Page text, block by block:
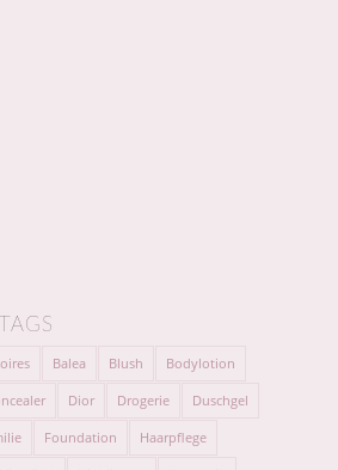
Balea Blush Bodylotion
Dior Drogerie Duschgel
Foundation Haarpflege